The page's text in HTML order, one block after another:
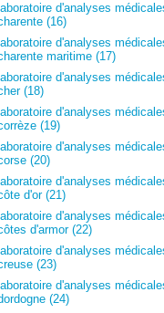
laboratoire d'analyses
(16)
laboratoire d'analyses
maritime (17)
laboratoire d'analyses
(18)
laboratoire d'analyses
(19)
laboratoire d'analyses
(20)
laboratoire d'analyses
d'or (21)
laboratoire d'analyses
d'armor (22)
laboratoire d'analyses
(23)
laboratoire d'analyses
(24)